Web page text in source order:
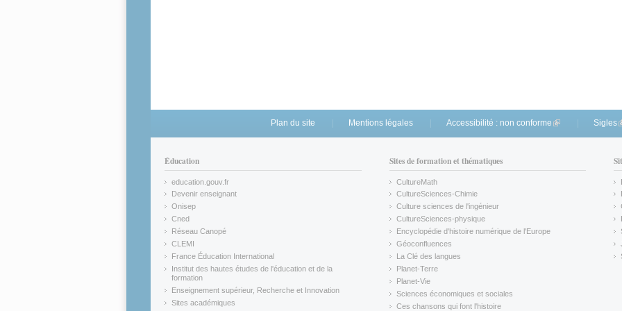
Plan du site Mentions légales Accessibilité : non conforme (link is external)
Sigles
Éducation
education.gouv.fr
(link is external)
Devenir enseignant
(link is external)
Onisep
(link is external)
Cned
(link is external)
Réseau Canopé
(link is external)
CLEMI
(link is external)
France Éducation International
(link is external)
Institut des hautes études de l'éducation et de la
formation
(link is external)
Enseignement supérieur, Recherche et Innovation
(link is external)
Sites académiques
Sites de formation et thématiques
CultureMath
(link is external)
CultureSciences-Chimie
(link is external)
Culture sciences de l'ingénieur
CultureSciences-physique
(link is external)
Encyclopédie d'histoire numérique de l'Europe
(link is external)
Géoconfluences
(link is external)
La Clé des langues
(link is external)
Planet-Terre
(link is external)
Planet-Vie
(link is external)
Sciences économiques et sociales
(link is external)
Ces chansons qui font l'histoire